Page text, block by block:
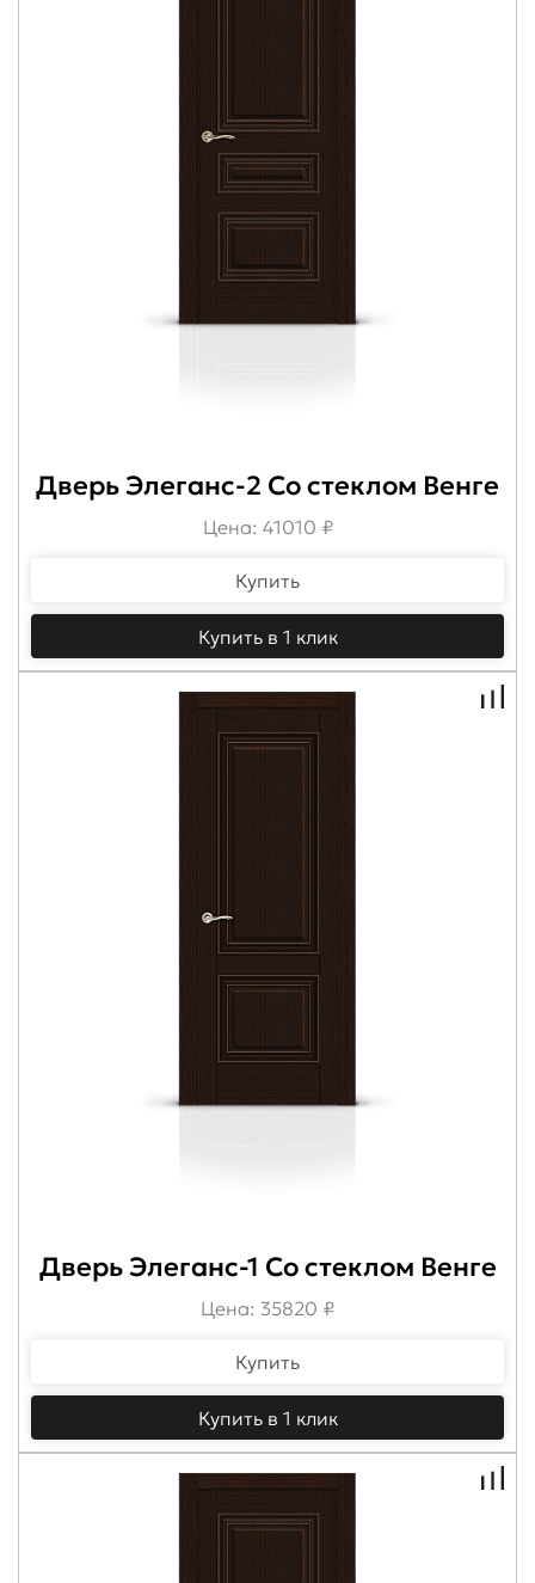
Дверь Элеганс-2 Со стеклом Венге
Цена: 41010 ₽
Купить
Купить в 1 клик
Дверь Элеганс-1 Со стеклом Венге
Цена: 35820 ₽
Купить
Купить в 1 клик